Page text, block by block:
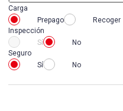
Carga
Prepago
Recoger
Inspección
Sí
No
Seguro
Sí
No